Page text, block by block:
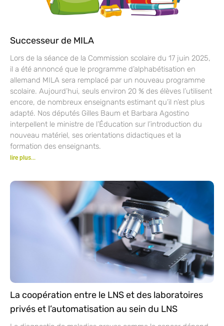
Successeur de MILA
Lors de la séance de la Commission scolaire du 17 juin 2025,
il a été annoncé que le programme d’alphabétisation en
allemand MILA sera remplacé par un nouveau programme
scolaire. Aujourd’hui, seuls environ 20 % des élèves l’utilisent
encore, de nombreux enseignants estimant qu’il n’est plus
adapté. Nos députés Gilles Baum et Barbara Agostino
interpellent le ministre de l’Éducation sur l’introduction du
nouveau matériel, ses orientations didactiques et la
formation des enseignants.
lire plus...
La coopération entre le LNS et des laboratoires
privés et l’automatisation au sein du LNS